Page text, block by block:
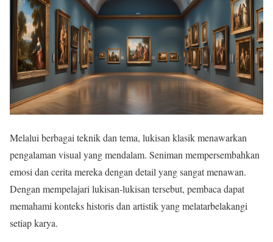
Melalui berbagai teknik dan tema, lukisan klasik menawarkan
pengalaman visual yang mendalam. Seniman mempersembahkan
emosi dan cerita mereka dengan detail yang sangat menawan.
Dengan mempelajari lukisan-lukisan tersebut, pembaca dapat
memahami konteks historis dan artistik yang melatarbelakangi
setiap karya.